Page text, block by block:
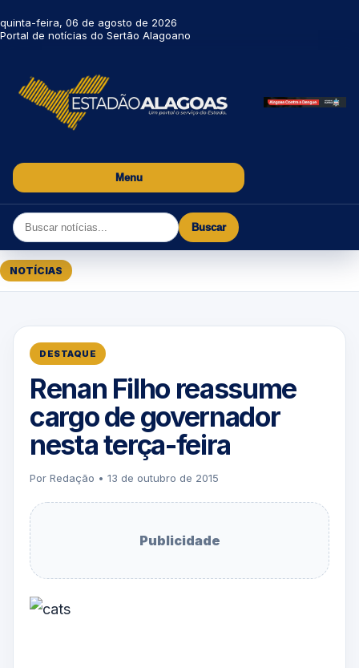
quinta-feira, 06 de agosto de 2026
Portal de notícias do Sertão Alagoano
Menu
Buscar
NOTÍCIAS
DESTAQUE
Renan Filho reassume
cargo de governador
nesta terça-feira
Por Redação • 13 de outubro de 2015
Publicidade